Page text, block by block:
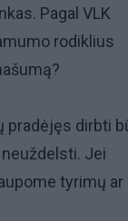
Pagal VLK
rodiklius
pradėjęs dirbti
Jei
tyrimų ar